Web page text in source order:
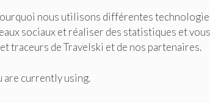
nous utilisons différentes
sociaux et réaliser des statistiques et
traceurs de Travelski et de nos partenaires.
are currently using.